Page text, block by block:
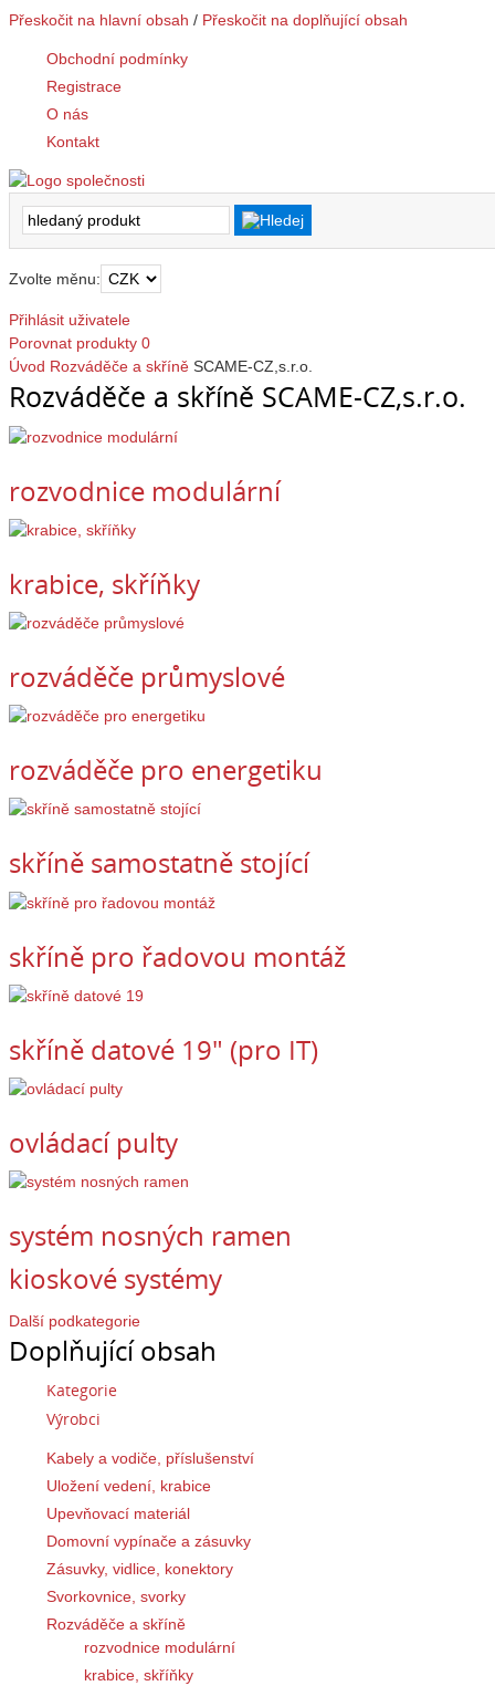
Přeskočit na hlavní obsah / Přeskočit na doplňující obsah
Obchodní podmínky
Registrace
O nás
Kontakt
Zvolte měnu:
Přihlásit uživatele
Porovnat produkty 0
Úvod Rozváděče a skříně SCAME-CZ,s.r.o.
Rozváděče a skříně SCAME-CZ,s.r.o.
rozvodnice modulární
krabice, skříňky
rozváděče průmyslové
rozváděče pro energetiku
skříně samostatně stojící
skříně pro řadovou montáž
skříně datové 19" (pro IT)
ovládací pulty
systém nosných ramen
kioskové systémy
Další podkategorie
Doplňující obsah
Kategorie
Výrobci
Kabely a vodiče, příslušenství
Uložení vedení, krabice
Upevňovací materiál
Domovní vypínače a zásuvky
Zásuvky, vidlice, konektory
Svorkovnice, svorky
Rozváděče a skříně
rozvodnice modulární
krabice, skříňky